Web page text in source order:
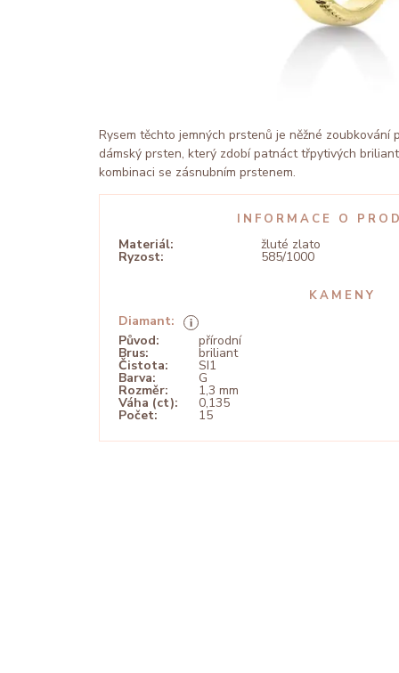
Rysem těchto jemných prstenů je něžné zoubkování
dámský prsten, který zdobí patnáct třpytivých
kombinaci se zásnubním prstenem.
INFORMACE O
Materiál: žluté zlato
Ryzost: 585/1000
KAMENY
Diamant:
Původ:
přírodní
Brus: briliant
Čistota: SI1
Barva: G
Rozměr: 1,3 mm
Váha (ct): 0,135
Počet: 15